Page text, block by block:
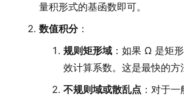
量积形式的基函数即可。
数值积分：
规则矩形域 ：如果 Ω 是矩
效计算系数。这是最快的方
不规则域或散乱点 ：对于